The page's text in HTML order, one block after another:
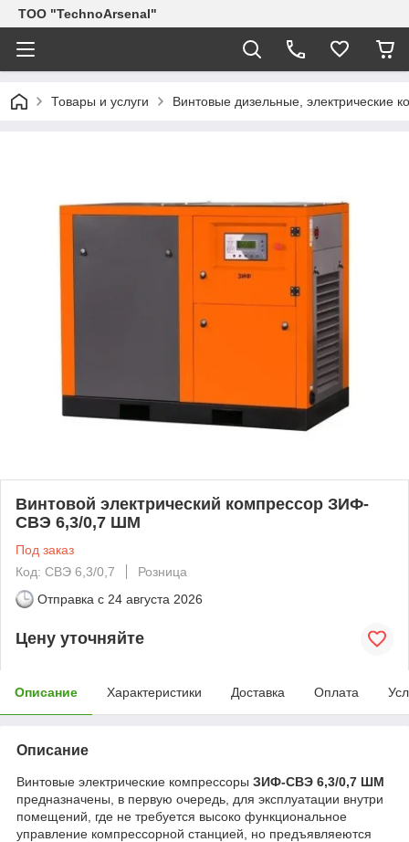
ТОО "TechnoArsenal"
Товары и услуги Винтовые дизельные, электрические
Винтовой электрический компрессор ЗИФ-
СВЭ 6,3/0,7 ШМ
Под заказ
Код: СВЭ 6,3/0,7
Розница
Отправка с 24 августа 2026
Цену уточняйте
Описание Характеристики Доставка Оплата
Описание
Винтовые электрические компрессоры ЗИФ-СВЭ 6,3/0,7 ШМ
предназначены, в первую очередь, для эксплуатации внутри
помещений, где не требуется высоко функциональное
управление компрессорной станцией, но предъявляеются